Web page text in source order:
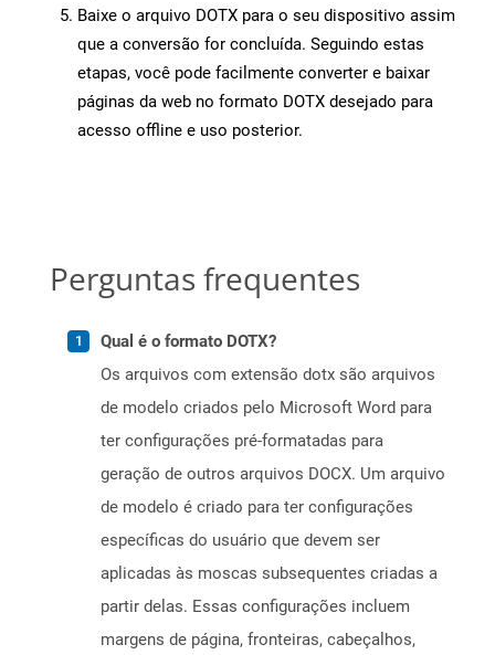
Baixe o arquivo DOTX para o seu dispositivo assim
que a conversão for concluída. Seguindo estas
etapas, você pode facilmente converter e baixar
páginas da web no formato DOTX desejado para
acesso offline e uso posterior.
Perguntas frequentes
Qual é o formato DOTX?
Os arquivos com extensão dotx são arquivos
de modelo criados pelo Microsoft Word para
ter configurações pré-formatadas para
geração de outros arquivos DOCX. Um arquivo
de modelo é criado para ter configurações
específicas do usuário que devem ser
aplicadas às moscas subsequentes criadas a
partir delas. Essas configurações incluem
margens de página, fronteiras, cabeçalhos,